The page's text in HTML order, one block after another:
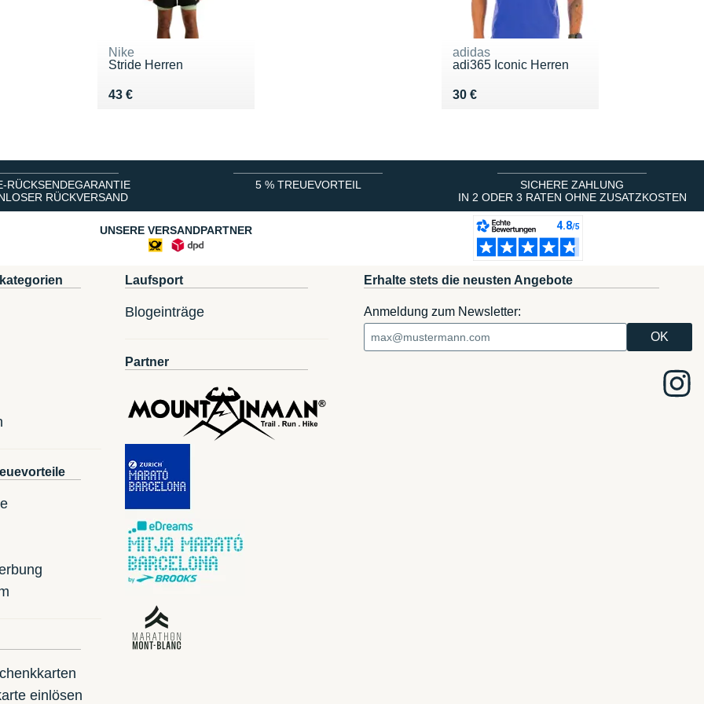
Nike
Stride Herren
43 €
Vendu 43 €
adidas
adi365 Iconic Herren
30 €
Vendu 30 €
RÜCKSENDEGARANTIE
RÜCKVERSAND
5 % TREUEVORTEIL
SICHERE ZAHLUNG
IN 2 ODER 3 RATEN OHNE ZUSATZKOSTEN
UNSERE VERSANDPARTNER
einlösen
Laufsport
Blogeinträge
Partner
Erhalte stets die neusten Angebote
Anmeldung zum Newsletter: